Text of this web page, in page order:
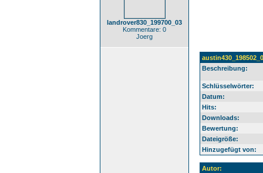
landrover830_199700_03
Kommentare: 0
Joerg
Beschreibung:
Schlüsselwörter:
Datum:
Hits:
Downloads:
Bewertung:
Dateigröße:
Hinzugefügt von:
Autor: